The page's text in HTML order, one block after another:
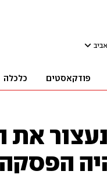
פודקאסטים כלכלה